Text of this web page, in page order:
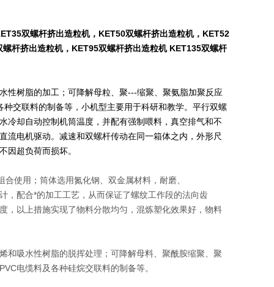
双螺杆挤出造粒机，KET50双螺杆挤出造粒机，KET52
杆挤出造粒机，KET95双螺杆挤出造粒机 KET135双螺杆
性树脂的加工；可降解母粒、聚---缩聚、聚氨脂加聚反应
交联料的制备等，小机型主要用于科研和教学。平行双螺
冷却自动控制机筒温度，并配有强制喂料，真空排气和不
流电机驱动。减速和双螺杆传动在同一箱体之内，外形尺
因超负荷而损坏。
使用；筒体选用氮化钢、双金属材料，耐磨、
配合*的加工工艺，从而保证了螺纹工作段的法向齿
以上措施实现了物料分散均匀，混炼塑化效果好，物料
和吸水性树脂的脱挥处理；可降解母料、聚酰胺缩聚、聚
PVC电缆料及各种硅烷交联料的制备等。